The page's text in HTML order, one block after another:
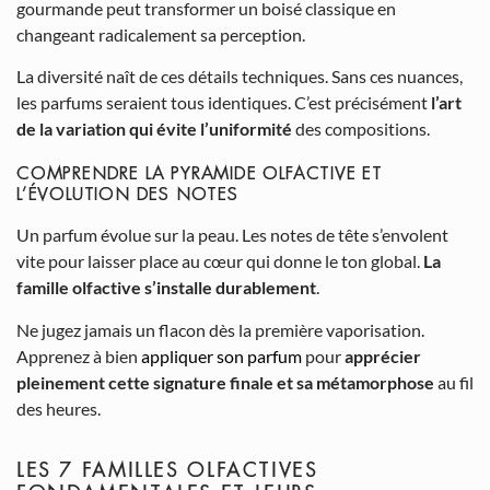
gourmande peut transformer un boisé classique en
changeant radicalement sa perception.
La diversité naît de ces détails techniques. Sans ces nuances,
les parfums seraient tous identiques. C’est précisément l’art
de la variation qui évite l’uniformité des compositions.
COMPRENDRE LA PYRAMIDE OLFACTIVE ET
L’ÉVOLUTION DES NOTES
Un parfum évolue sur la peau. Les notes de tête s’envolent
vite pour laisser place au cœur qui donne le ton global. La
famille olfactive s’installe durablement.
Ne jugez jamais un flacon dès la première vaporisation.
Apprenez à bien appliquer son parfum pourapprécier
pleinement cette signature finale et sa métamorphose au fil
des heures.
LES 7 FAMILLES OLFACTIVES